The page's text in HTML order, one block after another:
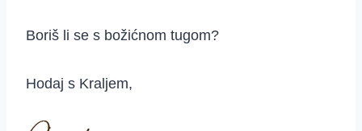
Boriš li se s božićnom tugom?
Hodaj s Kraljem,